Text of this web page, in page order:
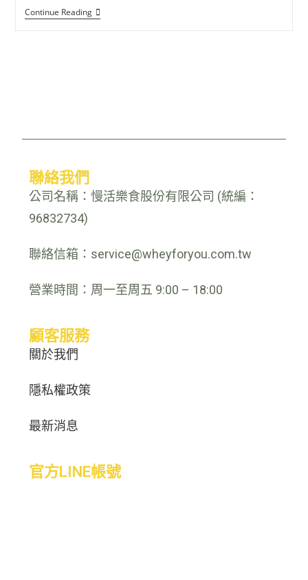
Continue Reading
聯絡我們
公司名稱：慢活樂食股份有限公司 (統編：
96832734)
聯絡信箱：service@wheyforyou.com.tw
營業時間：周一至周五 9:00 – 18:00
顧客服務
關於我們
隱私權政策
最新消息
官方LINE帳號